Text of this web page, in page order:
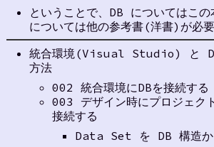
ということで、DB についてはこ
については他の参考書(洋書)が必要
統合環境(Visual Studio) と
方法
002 統合環境にDBを接続する
003 デザイン時にプロジェク
接続する
Data Set を DB 構造か